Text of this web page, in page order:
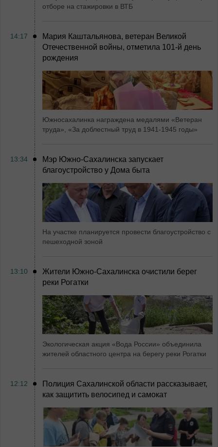
отборе на стажировки в ВТБ
14:17
Мария Каштальянова, ветеран Великой
Отечественной войны, отметила 101-й день
рождения
Южносахалинка награждена медалями «Ветеран
труда», «За доблестный труд в 1941-1945 годы»
13:34
Мэр Южно-Сахалинска запускает
благоустройство у Дома быта
На участке планируется провести благоустройство с
пешеходной зоной
13:10
Жители Южно-Сахалинска очистили берег
реки Рогатки
Экологическая акция «Вода России» объединила
жителей областного центра на берегу реки Рогатки
12:12
Полиция Сахалинской области рассказывает,
как защитить велосипед и самокат